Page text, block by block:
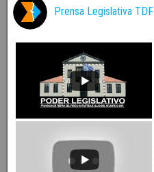
Prensa Legislativa TDF